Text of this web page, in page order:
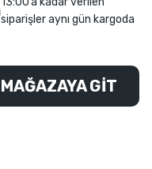
siparişler aynı gün kargoda
MAĞAZAYA GİT